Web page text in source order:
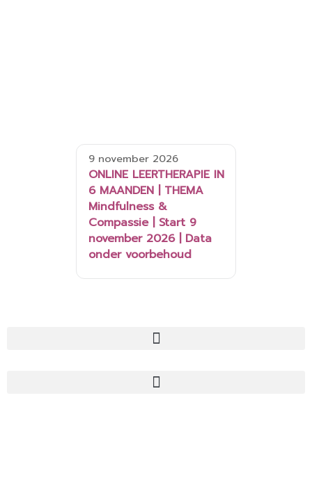
9 november 2026
ONLINE LEERTHERAPIE IN
6 MAANDEN | THEMA
Mindfulness &
Compassie | Start 9
november 2026 | Data
onder voorbehoud